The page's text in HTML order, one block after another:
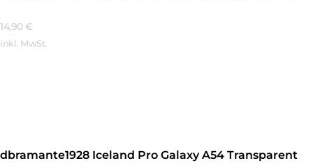
14,90 €
inkl. MwSt.
dbramante1928 Iceland Pro Galaxy A54 Transparent